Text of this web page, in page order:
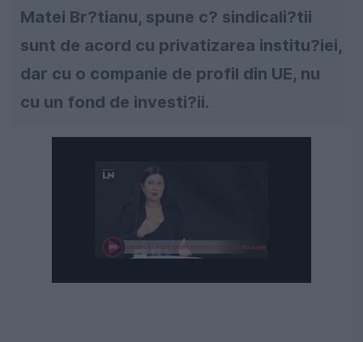
Matei Br?tianu, spune c? sindicali?tii
sunt de acord cu privatizarea institu?iei,
dar cu o companie de profil din UE, nu
cu un fond de investi?ii.